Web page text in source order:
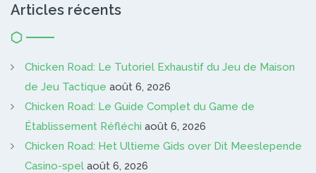
Articles récents
Chicken Road: Le Tutoriel Exhaustif du Jeu de Maison
de Jeu Tactique août 6, 2026
Chicken Road: Le Guide Complet du Game de
Établissement Réfléchi août 6, 2026
Chicken Road: Het Ultieme Gids over Dit Meeslepende
Casino-spel août 6, 2026